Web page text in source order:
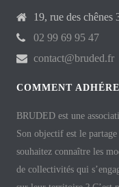
19, rue des chênes
02 99 69 95 47
contact@bruded.fr
COMMENT
BRUDED est une
Son objectif est le
souhaitez connaître les
de collectivités qui